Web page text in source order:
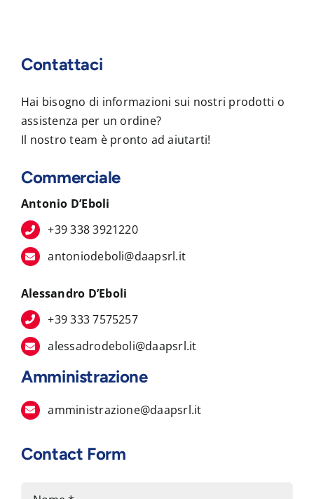
Contattaci
Hai bisogno di informazioni sui nostri prodotti o
assistenza per un ordine?
Il nostro team è pronto ad aiutarti!
Commerciale
Antonio D’Eboli
+39 338 3921220
antoniodeboli@daapsrl.it
Alessandro D’Eboli
+39 333 7575257
alessadrodeboli@daapsrl.it
Amministrazione
amministrazione@daapsrl.it
Contact Form